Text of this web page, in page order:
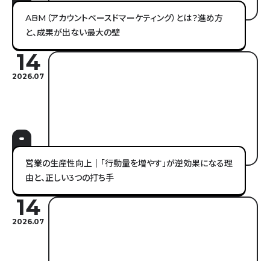
ABM（アカウントベースドマーケティング）とは？進め方
と、成果が出ない最大の壁
14
2026.07
営業の生産性向上｜「行動量を増やす」が逆効果になる理
由と、正しい3つの打ち手
14
2026.07